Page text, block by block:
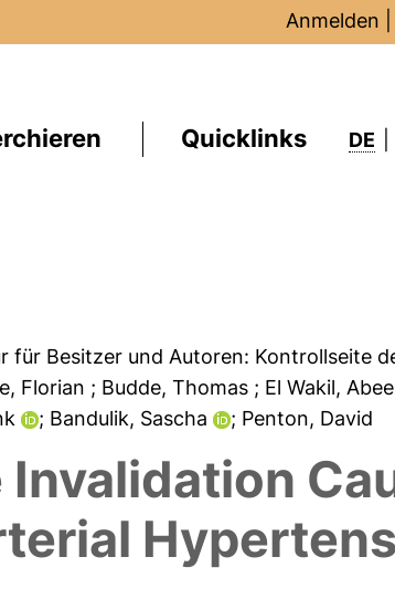
Anmelden
Quicklinks DE
für Besitzer und Autoren: Kontrollseite
Florian ; Budde, Thomas ; El Wakil,
; Bandulik, Sascha ; Penton, David